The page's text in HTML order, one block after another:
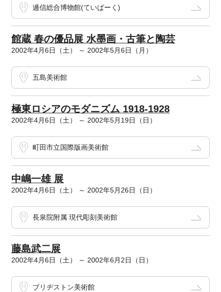
逓信総合博物館(ていぱーく)
館蔵 春の優品展 水墨画・古筆と陶芸
2002年4月6日（土） ～ 2002年5月6日（月）
五島美術館
極東ロシアのモダニズム 1918-1928
2002年4月6日（土） ～ 2002年5月19日（日）
町田市立国際版画美術館
中嶋一雄 展
2002年4月6日（土） ～ 2002年5月26日（日）
長泉院附属 現代彫刻美術館
藤島武二展
2002年4月6日（土） ～ 2002年6月2日（日）
ブリヂストン美術館